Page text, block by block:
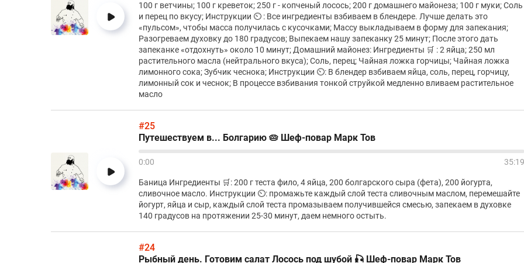
100 г ветчины; 100 г креветок; 250 г - копченый лосось; 200 г домашнего майонеза; 100 г муки; Соль
и перец по вкусу; Инструкции ⏲️ : Все ингредиенты взбиваем в блендере. Лучше делать это
«пульсом», чтобы масса получилась с кусочками; Массу выкладываем в форму для запекания;
Разогреваем духовку до 180 градусов; Выпекаем нашу запеканку 25 минут; После этого дать
запеканке «отдохнуть» около 10 минут; Домашний майонез: Ингредиенты 🛒 : 2 яйца; 250 мл
растительного масла (нейтрального вкуса); Соль, перец; Чайная ложка горчицы; Чайная ложка
лимонного сока; Зубчик чеснока; Инструкции ⏲️: В блендер взбиваем яйца, соль, перец, горчицу,
лимонный сок и чеснок; В процессе взбивания тонкой струйкой медленно вливаем растительное
масло
#25
Путешествуем в... Болгарию 🥧 Шеф-повар Марк Тов
0:00 35:19
Баница Ингредиенты 🛒: 200 г теста фило, 4 яйца, 200 болгарского сыра (фета), 200 йогурта,
сливочное масло. Инструкции ⏲️: промажьте каждый слой теста сливочным маслом, перемешайте
йогурт, яйца и сыр, каждый слой теста промазываем получившейся смесью, запекаем в духовке
140 градусов на протяжении 25-30 минут, даем немного остыть.
#24
Рыбный день. Готовим салат Лосось под шубой 🎣 Шеф-повар Марк Тов